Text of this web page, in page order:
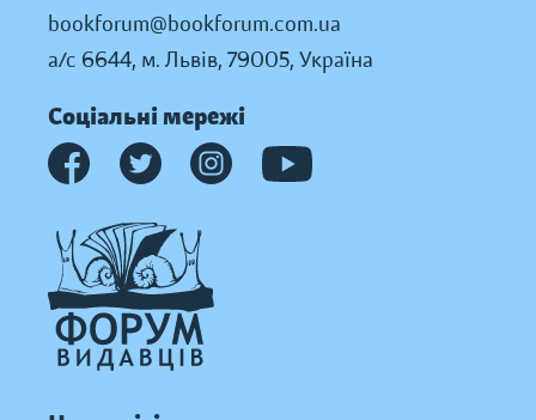
bookforum@bookforum.com.ua
а/с 6644, м. Львів, 79005, Україна
Соціальні мережі